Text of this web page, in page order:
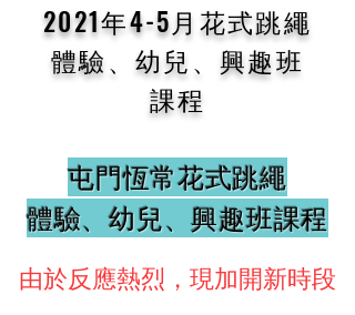
2021年4-5月花式跳繩
體驗、幼兒、興趣班
課程
屯門恆常花式跳繩
體驗、幼兒、興趣班課程
由於反應熱烈，現加開新時段